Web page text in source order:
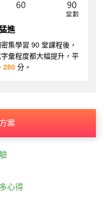
進
集學習 90 堂課程後，
彙程度都大幅提升，平
280 分。
案
心得